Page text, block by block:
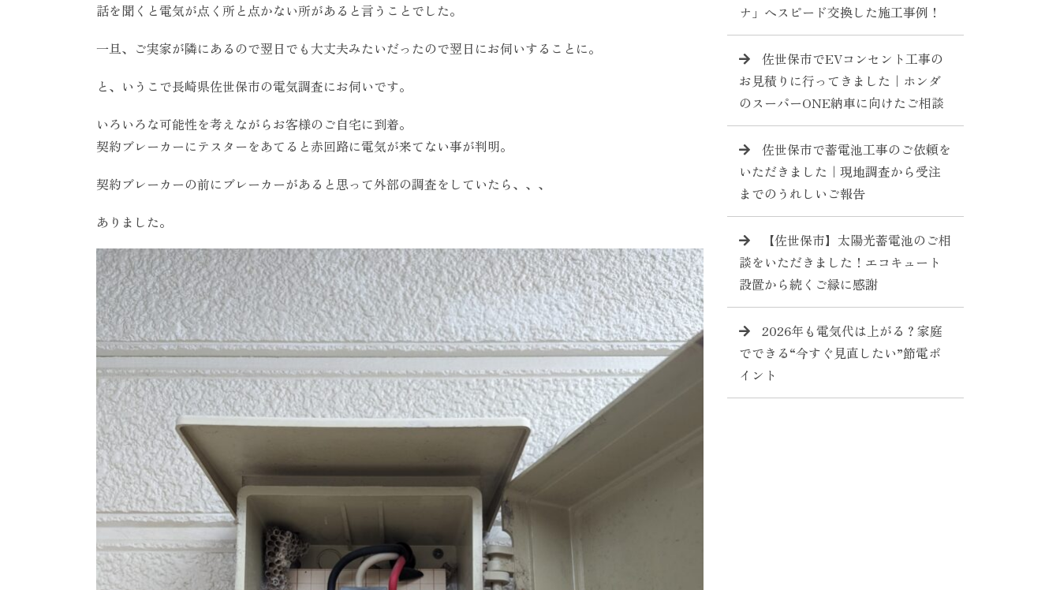
話を聞くと電気が点く所と点かない所があると言うことでした。
一旦、ご実家が隣にあるので翌日でも大丈夫みたいだったので翌日にお伺いすることに。
と、いうこで長崎県佐世保市の電気調査にお伺いです。
いろいろな可能性を考えながらお客様のご自宅に到着。
契約ブレーカーにテスターをあてると赤回路に電気が来てない事が判明。
契約ブレーカーの前にブレーカーがあると思って外部の調査をしていたら、、、
ありました。
ナ」へスピード交換した施工事例！
佐世保市でEVコンセント工事の
お見積りに行ってきました｜ホンダ
のスーパーONE納車に向けたご相談
佐世保市で蓄電池工事のご依頼を
いただきました｜現地調査から受注
までのうれしいご報告
【佐世保市】太陽光蓄電池のご相
談をいただきました！エコキュート
設置から続くご縁に感謝
2026年も電気代は上がる？家庭
でできる“今すぐ見直したい”節電ポ
イント